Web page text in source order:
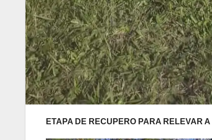
ETAPA DE RECUPERO PARA RELEVAR